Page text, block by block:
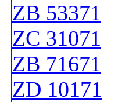
ZB 53371
ZC 31071
ZB 71671
ZD 10171